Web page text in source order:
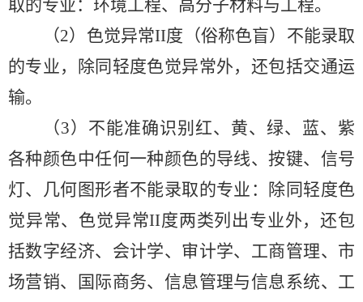
取的专业：环境工程、高分子材料与工程。
（2）色觉异常II度（俗称色盲）不能录取
的专业，除同轻度色觉异常外，还包括交通运
输。
（3）不能准确识别红、黄、绿、蓝、紫
各种颜色中任何一种颜色的导线、按键、信号
灯、几何图形者不能录取的专业：除同轻度色
觉异常、色觉异常II度两类列出专业外，还包
括数字经济、会计学、审计学、工商管理、市
场营销、国际商务、信息管理与信息系统、工